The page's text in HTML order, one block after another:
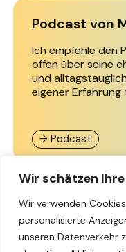
Wir schätzen
Wir verwenden
personalisierte
unseren Datenverkehr
Podcast von
Ich empfehle den
offen über seine
und
eigener Erfahrung
→ Podcast
← Zurück zur